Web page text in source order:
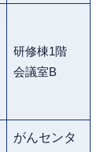
研修棟1階
会議室B
がんセンタ